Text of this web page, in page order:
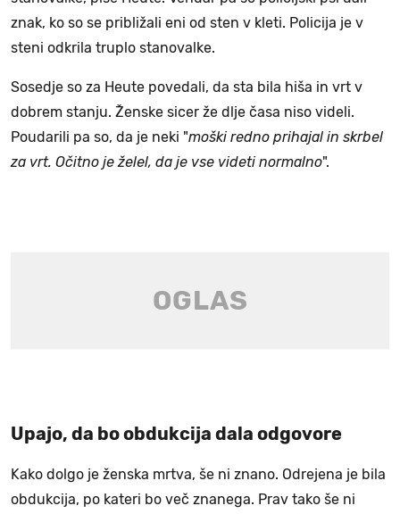
znak, ko so se približali eni od sten v kleti. Policija je v
steni odkrila truplo stanovalke.
Sosedje so za Heute povedali, da sta bila hiša in vrt v
dobrem stanju. Ženske sicer že dlje časa niso videli.
Poudarili pa so, da je neki "moški redno prihajal in skrbel
za vrt. Očitno je želel, da je vse videti normalno".
Upajo, da bo obdukcija dala odgovore
Kako dolgo je ženska mrtva, še ni znano. Odrejena je bila
obdukcija, po kateri bo več znanega. Prav tako še ni